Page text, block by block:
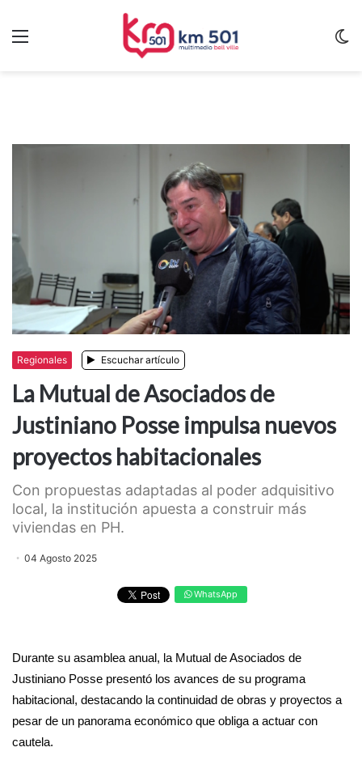
Regionales Escuchar artículo
La Mutual de Asociados de
Justiniano Posse impulsa nuevos
proyectos habitacionales
Con propuestas adaptadas al poder adquisitivo
local, la institución apuesta a construir más
viviendas en PH.
04 Agosto 2025
WhatsApp
Durante su asamblea anual, la Mutual de Asociados de
Justiniano Posse presentó los avances de su programa
habitacional, destacando la continuidad de obras y proyectos a
pesar de un panorama económico que obliga a actuar con
cautela.